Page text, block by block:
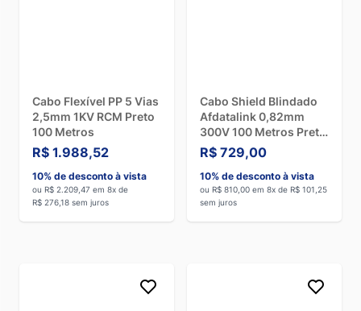
Cabo Flexível PP 5 Vias
2,5mm 1KV RCM Preto
100 Metros
R$ 1.988,52
10% de desconto à vista
ou R$ 2.209,47 em 8x de
R$ 276,18 sem juros
Cabo Shield Blindado
Afdatalink 0,82mm
300V 100 Metros Preto
2X18AWG
R$ 729,00
10% de desconto à vista
ou R$ 810,00 em 8x de R$ 101,25
sem juros